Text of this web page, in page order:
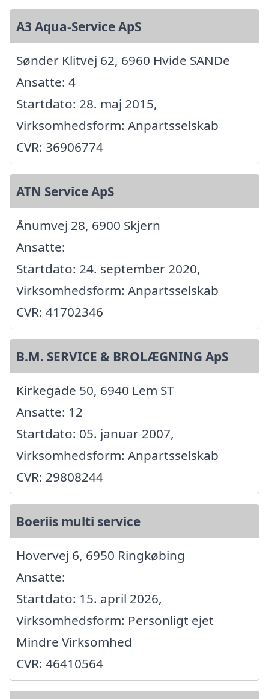
A3 Aqua-Service ApS
Sønder Klitvej 62, 6960 Hvide SANDe
Ansatte: 4
Startdato: 28. maj 2015,
Virksomhedsform: Anpartsselskab
CVR: 36906774
ATN Service ApS
Ånumvej 28, 6900 Skjern
Ansatte:
Startdato: 24. september 2020,
Virksomhedsform: Anpartsselskab
CVR: 41702346
B.M. SERVICE & BROLÆGNING ApS
Kirkegade 50, 6940 Lem ST
Ansatte: 12
Startdato: 05. januar 2007,
Virksomhedsform: Anpartsselskab
CVR: 29808244
Boeriis multi service
Hovervej 6, 6950 Ringkøbing
Ansatte:
Startdato: 15. april 2026,
Virksomhedsform: Personligt ejet
Mindre Virksomhed
CVR: 46410564